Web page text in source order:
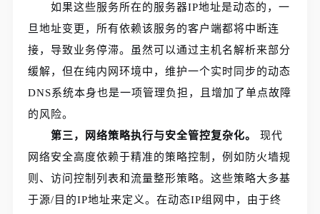
如果这些服务所在的服务器IP地址是动态的，一
旦地址变更，所有依赖该服务的客户端都将中断连
接，导致业务停滞。虽然可以通过主机名解析来部分
缓解，但在纯内网环境中，维护一个实时同步的动态
DNS系统本身也是一项管理负担，且增加了单点故障
的风险。
第三，网络策略执行与安全管控复杂化。
现代
网络安全高度依赖于精准的策略控制，例如防火墙规
则、访问控制列表和流量整形策略。这些策略大多基
于源/目的IP地址来定义。在动态IP组网中，由于终